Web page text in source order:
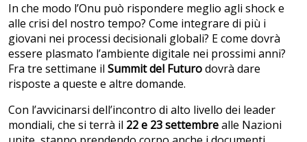
In che modo l’Onu può rispondere meglio agli shock e
alle crisi del nostro tempo? Come integrare di più i
giovani nei processi decisionali globali? E come dovrà
essere plasmato l’ambiente digitale nei prossimi anni?
Fra tre settimane il Summit del Futurodovrà dare
risposte a queste e altre domande.
Con l’avvicinarsi dell’incontro di alto livello dei leader
mondiali, che si terrà il 22 e 23 settembrealle Nazioni